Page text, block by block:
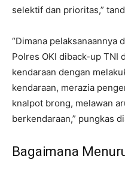
selektif dan prioritas,”
“Dimana pelaksanaannya
Polres OKI diback-up TNI
kendaraan dengan
kendaraan, merazia
knalpot brong, melawan
berkendaraan,” pungkas
Bagaimana